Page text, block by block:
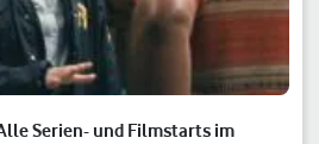
Serien- und Filmstarts im